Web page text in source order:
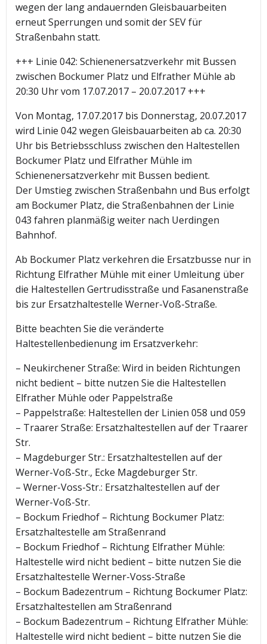
wegen der lang andauernden Gleisbauarbeiten
erneut Sperrungen und somit der SEV für
Straßenbahn statt.
+++ Linie 042: Schienenersatzverkehr mit Bussen
zwischen Bockumer Platz und Elfrather Mühle ab
20:30 Uhr vom 17.07.2017 – 20.07.2017 +++
Von Montag, 17.07.2017 bis Donnerstag, 20.07.2017
wird Linie 042 wegen Gleisbauarbeiten ab ca. 20:30
Uhr bis Betriebsschluss zwischen den Haltestellen
Bockumer Platz und Elfrather Mühle im
Schienenersatzverkehr mit Bussen bedient.
Der Umstieg zwischen Straßenbahn und Bus erfolgt
am Bockumer Platz, die Straßenbahnen der Linie
043 fahren planmäßig weiter nach Uerdingen
Bahnhof.
Ab Bockumer Platz verkehren die Ersatzbusse nur in
Richtung Elfrather Mühle mit einer Umleitung über
die Haltestellen Gertrudisstraße und Fasanenstraße
bis zur Ersatzhaltestelle Werner-Voß-Straße.
Bitte beachten Sie die veränderte
Haltestellenbedienung im Ersatzverkehr:
– Neukirchener Straße: Wird in beiden Richtungen
nicht bedient – bitte nutzen Sie die Haltestellen
Elfrather Mühle oder Pappelstraße
– Pappelstraße: Haltestellen der Linien 058 und 059
– Traarer Straße: Ersatzhaltestellen auf der Traarer
Str.
– Magdeburger Str.: Ersatzhaltestellen auf der
Werner-Voß-Str., Ecke Magdeburger Str.
– Werner-Voss-Str.: Ersatzhaltestellen auf der
Werner-Voß-Str.
– Bockum Friedhof – Richtung Bockumer Platz:
Ersatzhaltestelle am Straßenrand
– Bockum Friedhof – Richtung Elfrather Mühle:
Haltestelle wird nicht bedient – bitte nutzen Sie die
Ersatzhaltestelle Werner-Voss-Straße
– Bockum Badezentrum – Richtung Bockumer Platz:
Ersatzhaltestellen am Straßenrand
– Bockum Badezentrum – Richtung Elfrather Mühle:
Haltestelle wird nicht bedient – bitte nutzen Sie die